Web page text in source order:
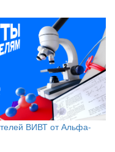
ВИВТ от Альфа-